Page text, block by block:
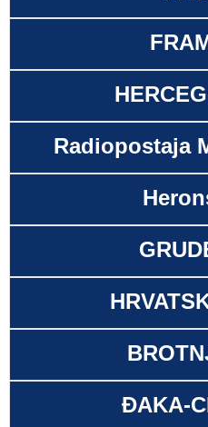
Radiopostaja
ĐAKA-